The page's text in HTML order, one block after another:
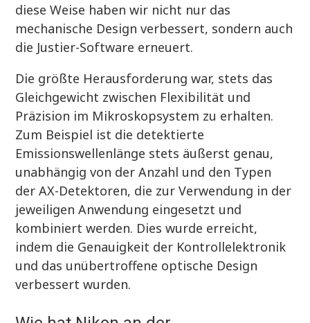
diese Weise haben wir nicht nur das
mechanische Design verbessert, sondern auch
die Justier-Software erneuert.
Die größte Herausforderung war, stets das
Gleichgewicht zwischen Flexibilität und
Präzision im Mikroskopsystem zu erhalten.
Zum Beispiel ist die detektierte
Emissionswellenlänge stets äußerst genau,
unabhängig von der Anzahl und den Typen
der AX-Detektoren, die zur Verwendung in der
jeweiligen Anwendung eingesetzt und
kombiniert werden. Dies wurde erreicht,
indem die Genauigkeit der Kontrollelektronik
und das unübertroffene optische Design
verbessert wurden.